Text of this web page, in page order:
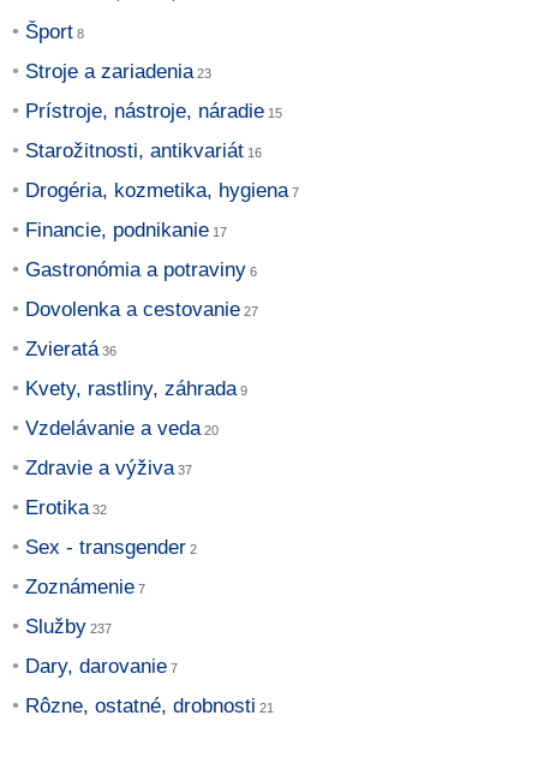
Šport
Stroje a zariadenia
Prístroje, nástroje, náradie
Starožitnosti, antikvariát
Drogéria, kozmetika, hygiena
Financie, podnikanie
Gastronómia a potraviny
Dovolenka a cestovanie
Zvieratá
Kvety, rastliny, záhrada
Vzdelávanie a veda
Zdravie a výživa
Erotika
Sex - transgender
Zoznámenie
Služby
Dary, darovanie
Rôzne, ostatné, drobnosti